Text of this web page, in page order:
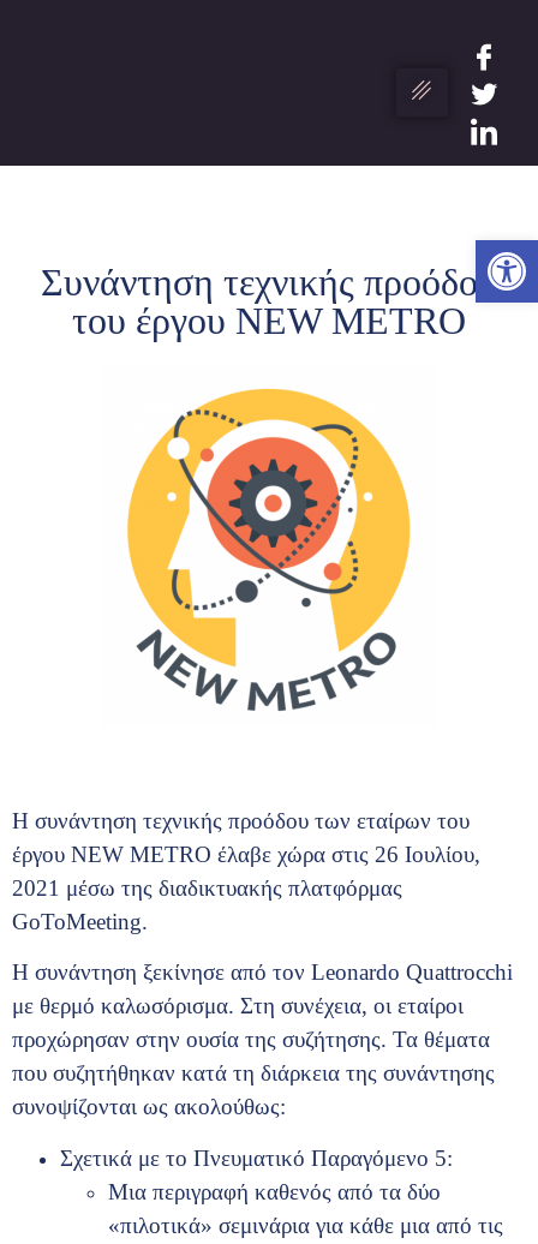
Συνάντηση τεχνικής προόδου
του έργου NEW METRO
Η συνάντηση τεχνικής προόδου των εταίρων του
έργου NEW METRO έλαβε χώρα στις 26 Ιουλίου,
2021 μέσω της διαδικτυακής πλατφόρμας
GoToMeeting.
Η συνάντηση ξεκίνησε από τον Leonardo Quattrocchi
με θερμό καλωσόρισμα. Στη συνέχεια, οι εταίροι
προχώρησαν στην ουσία της συζήτησης. Τα θέματα
που συζητήθηκαν κατά τη διάρκεια της συνάντησης
συνοψίζονται ως ακολούθως:
Σχετικά με το Πνευματικό Παραγόμενο 5:
Μια περιγραφή καθενός από τα δύο
«πιλοτικά» σεμινάρια για κάθε μια από τις